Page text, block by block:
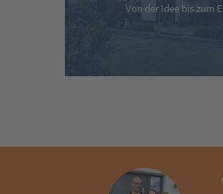
Von der Idee bis zum